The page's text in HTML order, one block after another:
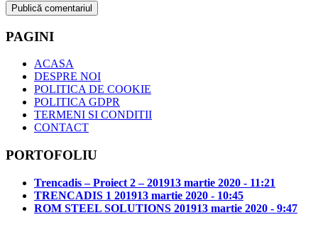
PAGINI
ACASA
DESPRE NOI
POLITICA DE COOKIE
POLITICA GDPR
TERMENI SI CONDITII
CONTACT
PORTOFOLIU
Trencadis – Proiect 2 – 201913 martie 2020 - 11:21
TRENCADIS 1 201913 martie 2020 - 10:45
ROM STEEL SOLUTIONS 201913 martie 2020 - 9:47